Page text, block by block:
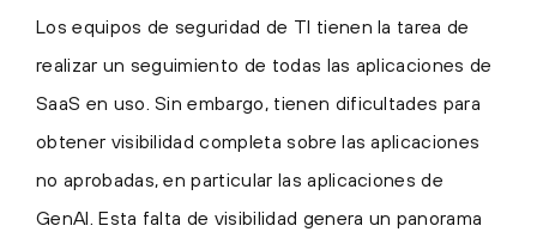
Los equipos de seguridad de TI tienen la tarea de
realizar un seguimiento de todas las aplicaciones de
SaaS en uso. Sin embargo, tienen dificultades para
obtener visibilidad completa sobre las aplicaciones
no aprobadas, en particular las aplicaciones de
GenAI. Esta falta de visibilidad genera un panorama